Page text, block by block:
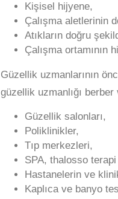
Kişisel hijyene,
Çalışma aletlerinin
Atıkların doğru
Çalışma ortamının
Güzellik uzmanlarının
güzellik uzmanlığı
Güzellik salonları,
Poliklinikler,
Tıp merkezleri,
SPA, thalosso
Hastanelerin ve
Kaplıca ve banyo